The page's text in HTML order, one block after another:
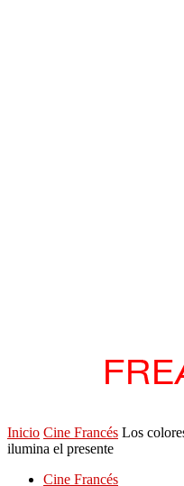
Inicio Cine Francés Los
ilumina el presente
Cine Francés